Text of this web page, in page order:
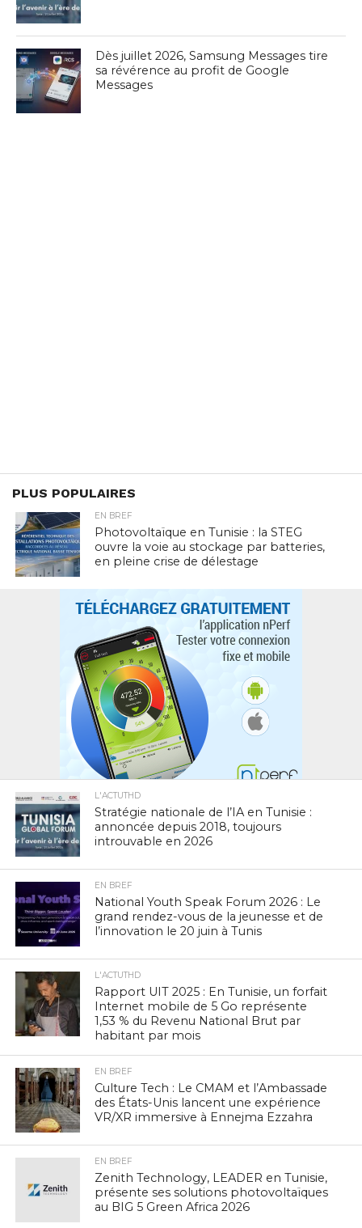
Dès juillet 2026, Samsung Messages tire
sa révérence au profit de Google
Messages
PLUS POPULAIRES
EN BREF
Photovoltaïque en Tunisie : la STEG
ouvre la voie au stockage par batteries,
en pleine crise de délestage
L'ACTUTHD
Stratégie nationale de l’IA en Tunisie :
annoncée depuis 2018, toujours
introuvable en 2026
EN BREF
National Youth Speak Forum 2026 : Le
grand rendez-vous de la jeunesse et de
l’innovation le 20 juin à Tunis
L'ACTUTHD
Rapport UIT 2025 : En Tunisie, un forfait
Internet mobile de 5 Go représente
1,53 % du Revenu National Brut par
habitant par mois
EN BREF
Culture Tech : Le CMAM et l’Ambassade
des États-Unis lancent une expérience
VR/XR immersive à Ennejma Ezzahra
EN BREF
Zenith Technology, LEADER en Tunisie,
présente ses solutions photovoltaïques
au BIG 5 Green Africa 2026